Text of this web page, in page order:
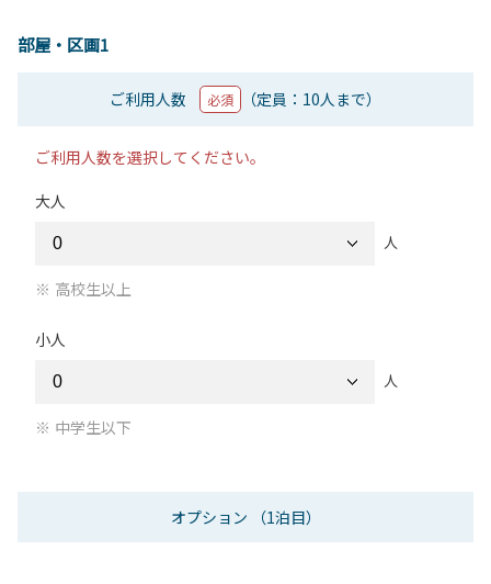
部屋・区画1
ご利用人数 必須 （定員：10人まで）
ご利用人数を選択してください。
大人
人
高校生以上
小人
人
中学生以下
オプション （1泊目）